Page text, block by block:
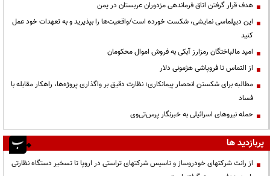
هدف قرار گرفتن اتاق‌ فرماندهی مزدوران عربستان در یمن
این دیپلماسی نمایشی، شکست خورده است/واقعیت‌ها را بپذیرید و به تعهدات خود عمل
کنید
امید مالباختگان رمزارز آبکی به فروش اموال محکومان
از التماس تا فروپاشی هژمونی دلار
مطالبه برای شکستن انحصار پیمانکاری؛ نظارت دقیق بر واگذاری پروژه‌ها، راهکار مقابله با
فساد
حمله نیروهای اسرائیلی به خبرنگار پرس‌تی‌وی
پربازدید ها
از رانت‌ شرکتهای خودروساز و تاسیس شرکتهای تراستی در اروپا تا تسخیر دستگاه نظارتی